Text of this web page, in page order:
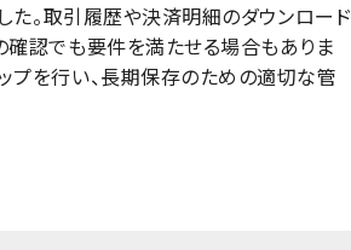
た。取引履歴や決済明細のダウンロード
確認でも要件を満たせる場合もありま
プを行い、長期保存のための適切な管